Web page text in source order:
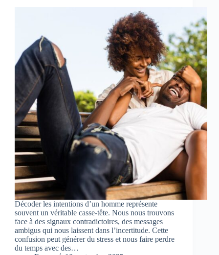
Décoder les intentions d’un homme représente
souvent un véritable casse-tête. Nous nous trouvons
face à des signaux contradictoires, des messages
ambigus qui nous laissent dans l’incertitude. Cette
confusion peut générer du stress et nous faire perdre
du temps avec des…